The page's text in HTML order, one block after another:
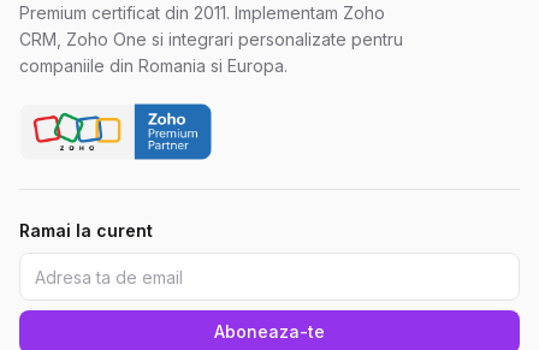
Premium certificat din 2011. Implementam Zoho
CRM, Zoho One si integrari personalizate pentru
companiile din Romania si Europa.
Ramai la curent
Aboneaza-te